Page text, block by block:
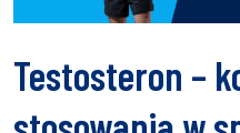
Testosteron –